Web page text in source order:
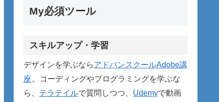
My必須ツール
スキルアップ・学習
デザインを学ぶならアドバンスクールAdobe講
座 。コーディングやプログラミングを学ぶな
ら、 テラテイルで質問しつつ、 Udemyで動画